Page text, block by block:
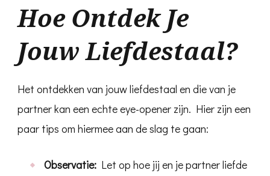
Hoe Ontdek Je
Jouw Liefdestaal?
Het ontdekken van jouw liefdestaal en die van je
partner kan een echte eye-opener zijn. Hier zijn een
paar tips om hiermee aan de slag te gaan:
Observatie: Let op hoe jij en je partner liefde